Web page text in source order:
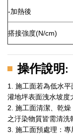
-加熱後
搭接強度(N/cm)
操作說明 :
1. 施工面若為低水
灌地坪表面洩水坡度
2. 施工面清潔、乾
之汙染物質皆需清洗
3. 施工面預處理：